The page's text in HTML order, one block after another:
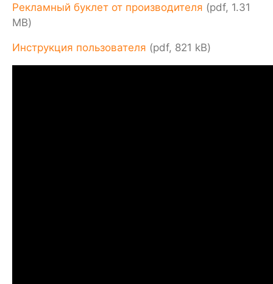
Рекламный буклет от производителя (pdf, 1.31
MB)
Инструкция пользователя (pdf, 821 kB)